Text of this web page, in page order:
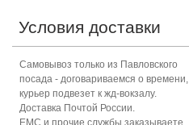
Условия доставки
Самовывоз только из Павловского
посада - договариваемся о времени,
курьер подвезет к жд-вокзалу.
Доставка Почтой России.
ЕМС и прочие службы заказываете